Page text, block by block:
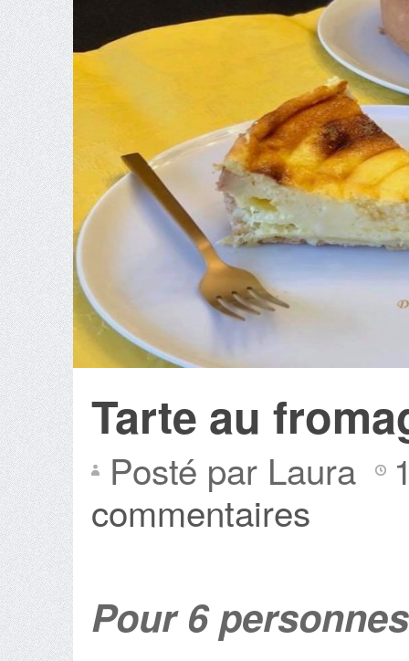
Tarte au
Posté par Laura
commentaires
Pour 6 personnes